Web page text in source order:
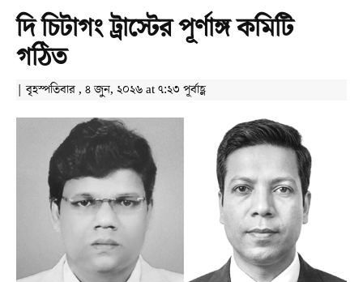
দি চিটাগং ট্রাস্টের পূর্ণাঙ্গ কমিটি
গঠিত
| বৃহস্পতিবার , ৪ জুন, ২০২৬ at ৭:২৩ পূর্বাহ্ণ